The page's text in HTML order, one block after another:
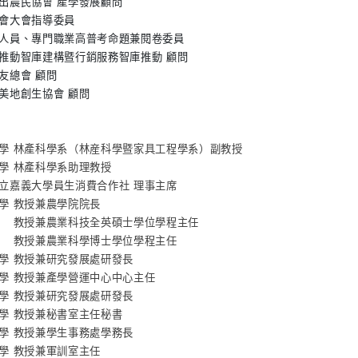
大會指導委員
員、專門職業高普考命題兼閱卷委員
動智庫建構暨行銷服務智庫推動 顧問
總會 顧問
地創生協會 顧問
林產科學系（林産科學暨家具工程學系）副教授
林產科學系助理教授
嘉義大學員生消費合作社 理事主席
教授兼農學院院長
業科技全英碩士學位學程主任
教授兼農業科學博士學位學程主任
教授兼研究發展處研發長
教授兼產學營運中心中心主任
教授兼研究發展處研發長
教授兼秘書室主任秘書
教授兼學生事務處學務長
教授兼軍訓室主任